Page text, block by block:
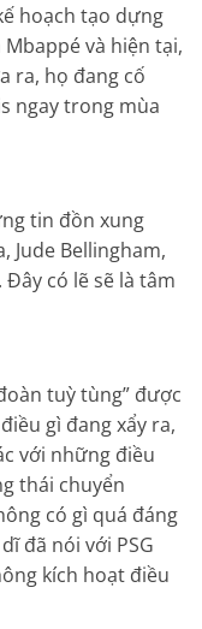
hoạch tạo dựng
và hiện tại,
ra, họ đang cố
ngay trong mùa
tin đồn xung
Jude Bellingham,
có lẽ sẽ là tâm
tuỳ tùng” được
gì đang xẩy ra,
với những điều
thái chuyển
có gì quá đáng
đã nói với PSG
kích hoạt điều